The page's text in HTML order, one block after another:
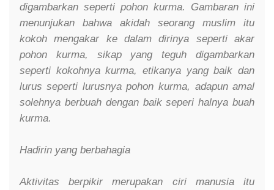
digambarkan seperti pohon kurma. Gambaran ini
menunjukan bahwa akidah seorang muslim itu
kokoh mengakar ke dalam dirinya seperti akar
pohon kurma, sikap yang teguh digambarkan
seperti kokohnya kurma, etikanya yang baik dan
lurus seperti lurusnya pohon kurma, adapun amal
solehnya berbuah dengan baik seperi halnya buah
kurma.
Hadirin yang berbahagia
Aktivitas berpikir merupakan ciri manusia itu